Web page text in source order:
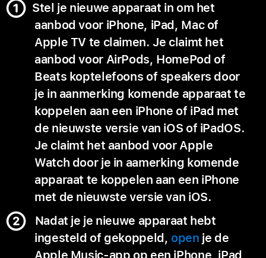
Stel je nieuwe apparaat in om het
aanbod voor iPhone, iPad, Mac of
Apple TV te claimen. Je claimt het
aanbod voor AirPods, HomePod of
Beats koptelefoons of speakers door
je in aanmerking komende apparaat te
koppelen aan een iPhone of iPad met
de nieuwste versie van iOS of iPadOS.
Je claimt het aanbod voor Apple
Watch door je in aamerking komende
apparaat te koppelen aan een iPhone
met de nieuwste versie van iOS.
Nadat je je nieuwe apparaat hebt
ingesteld of gekoppeld, open je de